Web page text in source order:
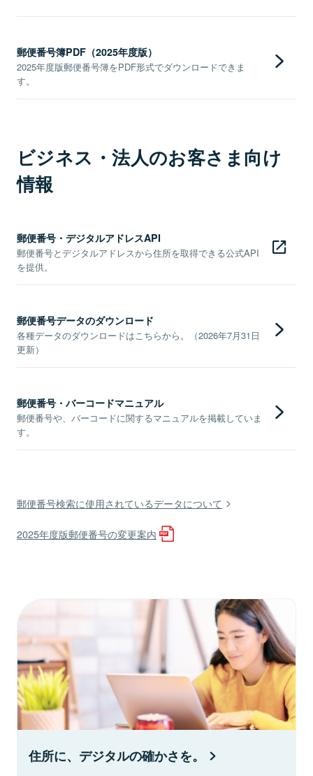
郵便番号簿PDF（2025年度版）
2025年度版郵便番号簿をPDF形式でダウンロードできま
す。
ビジネス・法人のお客さま向け
情報
郵便番号・デジタルアドレスAPI
郵便番号とデジタルアドレスから住所を取得できる公式API
を提供。
郵便番号データのダウンロード
各種データのダウンロードはこちらから。（2026年7月31日
更新）
郵便番号・バーコードマニュアル
郵便番号や、バーコードに関するマニュアルを掲載していま
す。
郵便番号検索に使用されているデータについて
2025年度版郵便番号の変更案内
住所に、デジタルの確かさを。